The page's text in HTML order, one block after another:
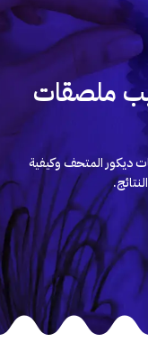
ملصقات
ديكور المتحف وكيفية